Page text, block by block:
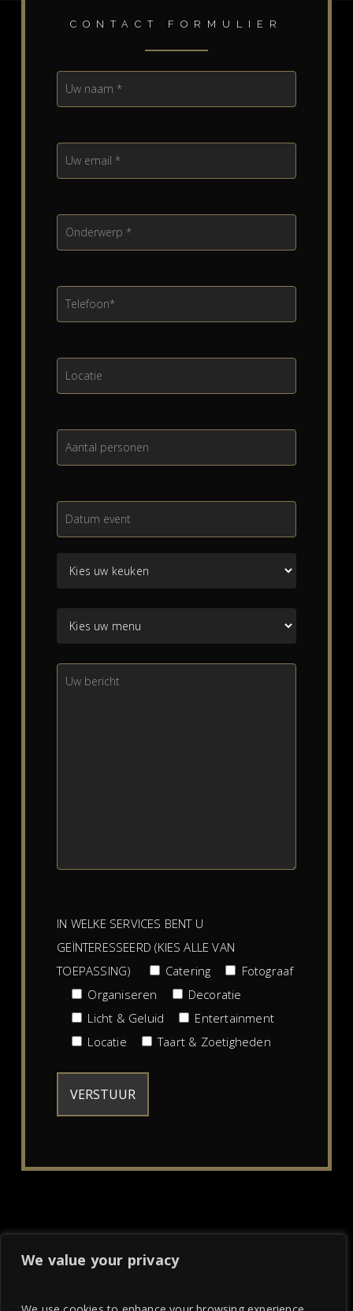
We value your privacy
CONTACT FORMULIER
IN WELKE SERVICES BENT U
GEÏNTERESSEERD (KIES ALLE VAN
TOEPASSING)
Catering
Fotograaf
Organiseren
Decoratie
Licht & Geluid
Entertainment
Locatie
Taart & Zoetigheden